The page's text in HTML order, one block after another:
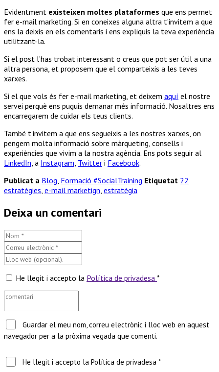
Evidentment existeixen moltes plataformes que ens permet
fer e-mail marketing. Si en coneixes alguna altra t’invitem a que
ens la deixis en els comentaris i ens expliquis la teva experiència
utilitzant-la.
Si el post l’has trobat interessant o creus que pot ser útil a una
altra persona, et proposem que el comparteixis a les teves
xarxes.
Si el que vols és fer e-mail marketing, et deixem aquí el nostre
servei perquè ens puguis demanar més informació. Nosaltres ens
encarregarem de cuidar els teus clients.
També t’invitem a que ens segueixis a les nostres xarxes, on
pengem molta informació sobre màrqueting, consells i
experiències que vivim a la nostra agència. Ens pots seguir al
LinkedIn, a Instagram, Twitter i Facebook.
Publicat a Blog, Formació #SocialTraining Etiquetat 22
estratègies, e-mail marketign, estratègia
Deixa un comentari
He llegit i accepto la Política de privadesa *
Guardar el meu nom, correu electrònic i lloc web en aquest
navegador per a la pròxima vegada que comenti.
He llegit i accepto la Política de privadesa *